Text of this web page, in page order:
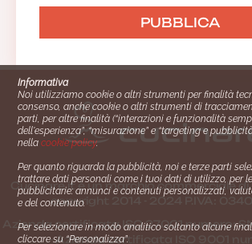
Cucinare.it è un marchio commerciale di
copyright 2014 - 2024 P.IVA:
Azienda certiﬁcata ISO 27001 numero:
- Azienda certiﬁcata ISO 9001
Informativa
Noi utilizziamo cookie o altri strumenti per finalità
consenso, anche cookie o altri strumenti di
parti, per altre finalità (“interazioni e funzionalità
dell'esperienza”, “misurazione” e “targeting e
nellacookie policy.
Per quanto riguarda la pubblicità, noi e terze parti
trattare dati personali come i tuoi dati di utilizzo, per
pubblicitarie: annunci e contenuti personalizzati,
e del contenuto.
Per selezionare in modo analitico soltanto alcune
cliccare su “Personalizza”.